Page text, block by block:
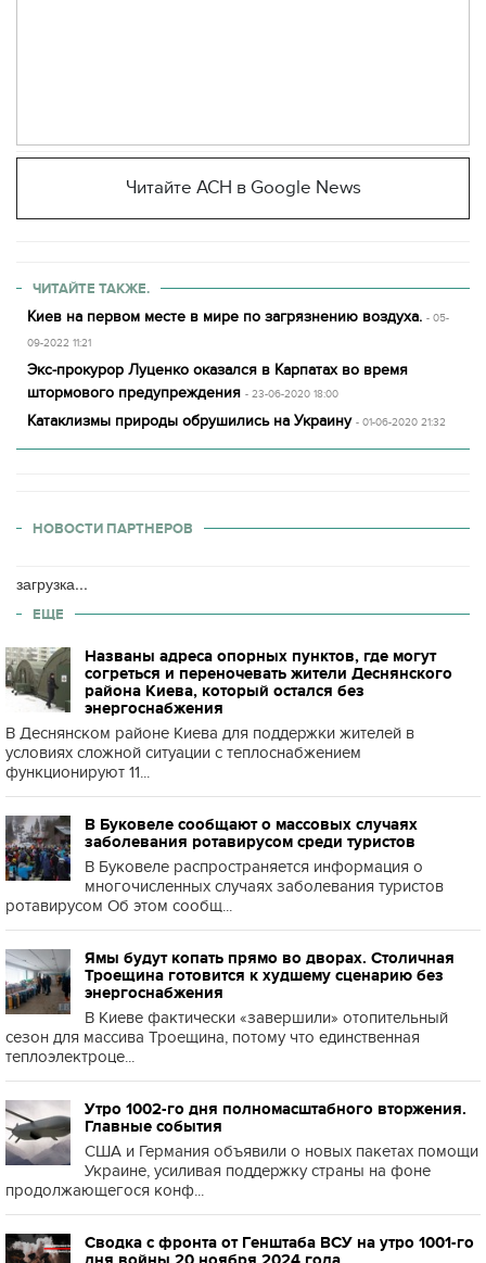
Читайте АСН в Google News
ЧИТАЙТЕ ТАКЖЕ.
Киев на первом месте в мире по загрязнению воздуха. - 05-
09-2022 11:21
Экс-прокурор Луценко оказался в Карпатах во время
штормового предупреждения - 23-06-2020 18:00
Катаклизмы природы обрушились на Украину - 01-06-2020 21:32
НОВОСТИ ПАРТНЕРОВ
загрузка...
ЕЩЕ
Названы адреса опорных пунктов, где могут
согреться и переночевать жители Деснянского
района Киева, который остался без
энергоснабжения
В Деснянском районе Киева для поддержки жителей в
условиях сложной ситуации с теплоснабжением
функционируют 11...
В Буковеле сообщают о массовых случаях
заболевания ротавирусом среди туристов
В Буковеле распространяется информация о
многочисленных случаях заболевания туристов
ротавирусом Об этом сообщ...
Ямы будут копать прямо во дворах. Столичная
Троещина готовится к худшему сценарию без
энергоснабжения
В Киеве фактически «завершили» отопительный
сезон для массива Троещина, потому что единственная
теплоэлектроце...
Утро 1002-го дня полномасштабного вторжения.
Главные события
США и Германия объявили о новых пакетах помощи
Украине, усиливая поддержку страны на фоне
продолжающегося конф...
Сводка с фронта от Генштаба ВСУ на утро 1001-го